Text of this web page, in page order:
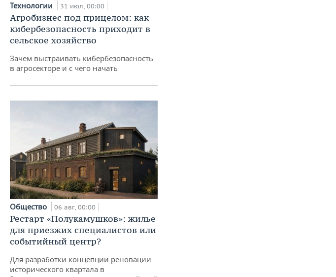
Технологии 31 июл, 00:00
Агробизнес под прицелом: как
кибербезопасность приходит в
сельское хозяйство
Зачем выстраивать кибербезопасность
в агросекторе и с чего начать
Общество 06 авг, 00:00
Рестарт «Полукамушков»: жилье
для приезжих специалистов или
событийный центр?
Для разработки концепции реновации
исторического квартала в